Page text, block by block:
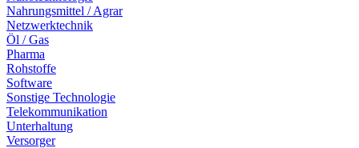
Nahrungsmittel / Agrar
Netzwerktechnik
Öl / Gas
Pharma
Rohstoffe
Software
Sonstige Technologie
Telekommunikation
Unterhaltung
Versorger